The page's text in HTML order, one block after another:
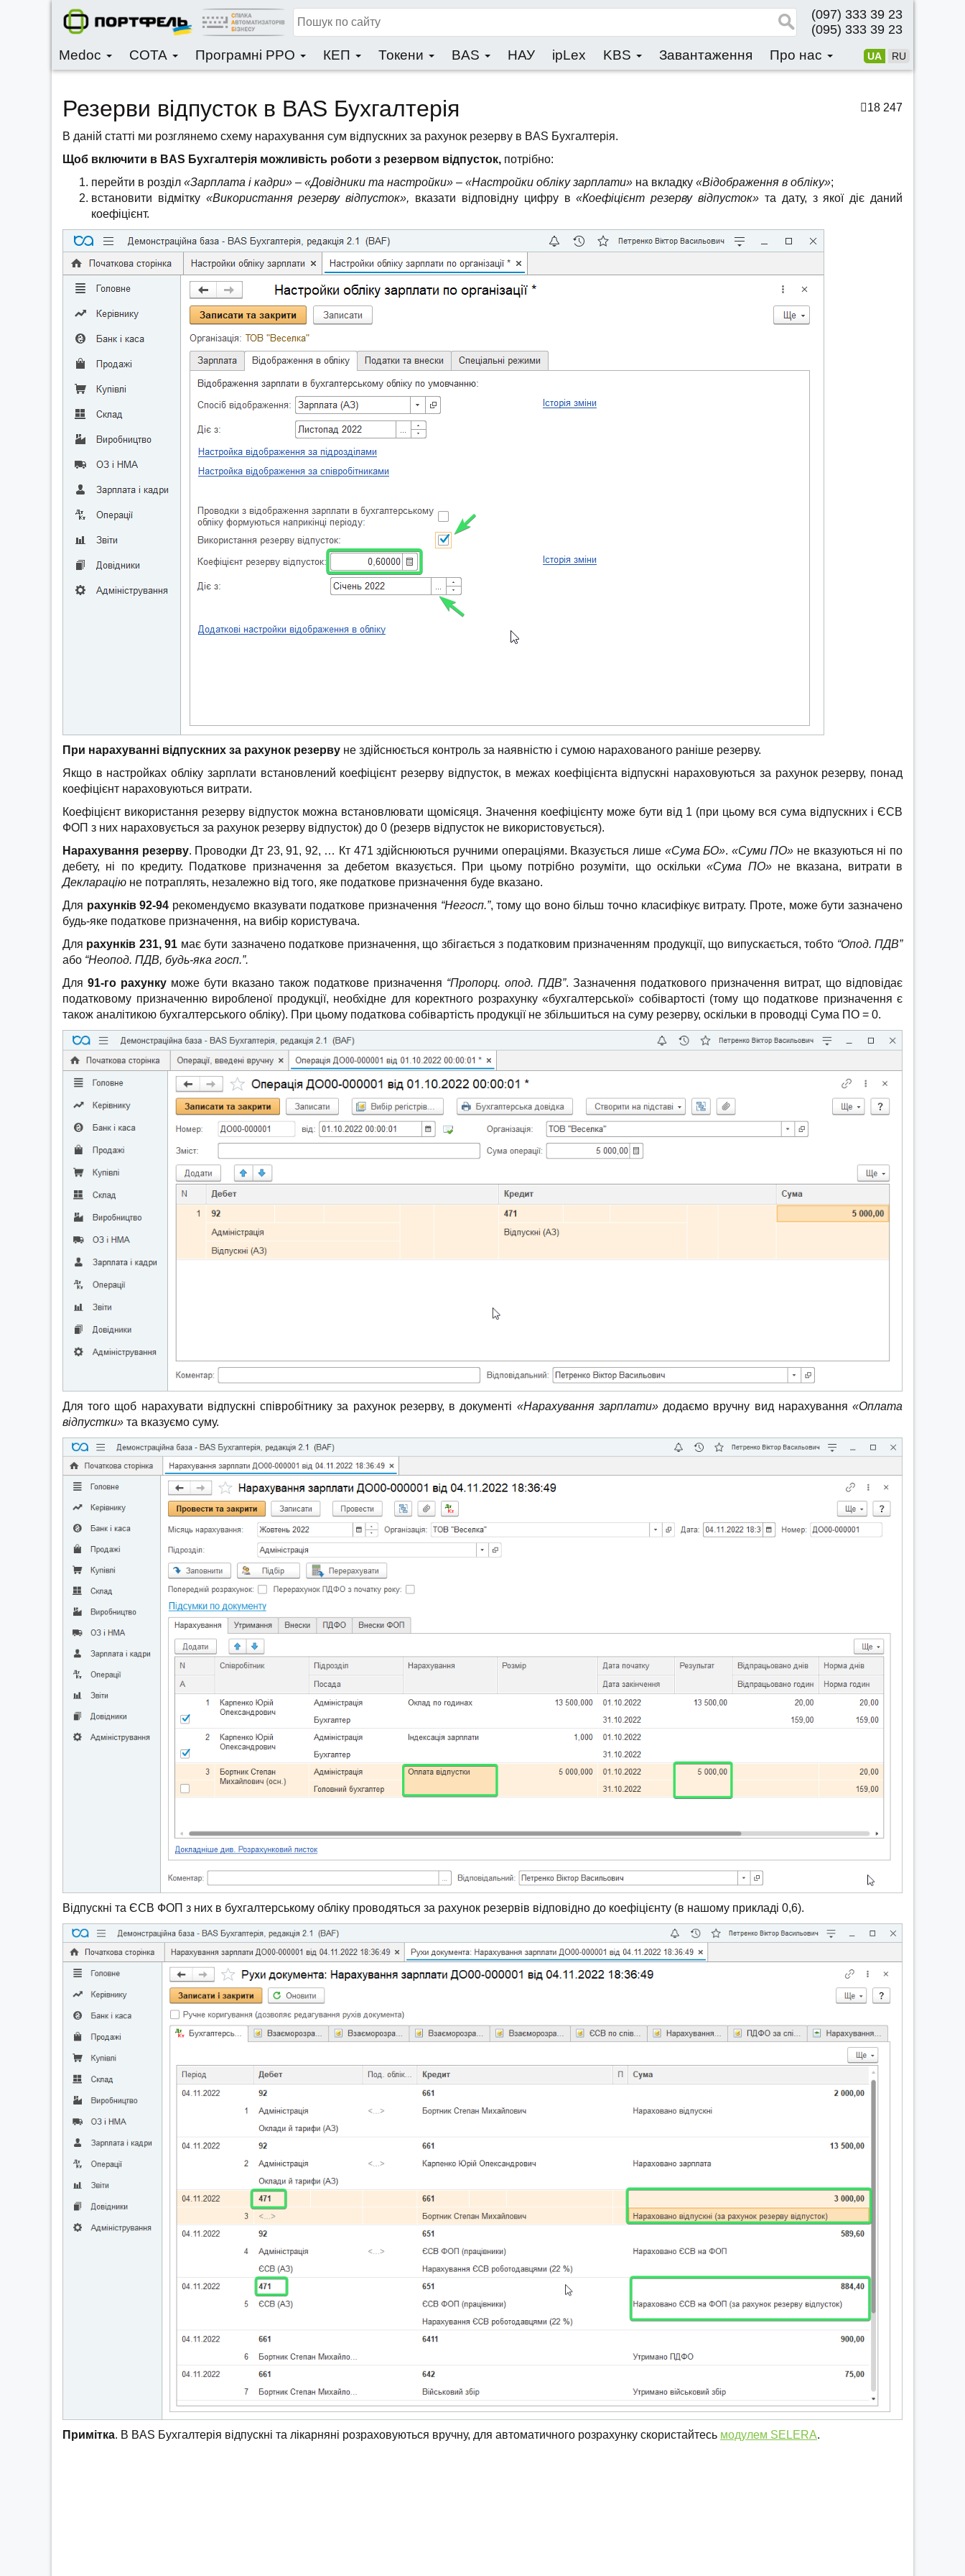
(097) 333 39 23
(095) 333 39 23
Medoc СОТА Програмні РРО КЕП Токени BAS НАУ ipLex KBS Завантаження Про нас UA RU
Резерви відпусток в BAS Бухгалтерія 18 247
В даній статті ми розглянемо схему нарахування сум відпускних за рахунок резерву в BAS Бухгалтерія.
Щоб включити в BAS Бухгалтерія можливість роботи з резервом відпусток, потрібно:
перейти в розділ «Зарплата і кадри» – «Довідники та настройки» – «Настройки обліку зарплати» на вкладку «Відображення в обліку»;
встановити відмітку «Використання резерву відпусток», вказати відповідну цифру в«Коефіцієнт резерву відпусток» та дату, з якої діє даний
коефіцієнт.
При нарахуванні відпускних за рахунок резерву не здійснюється контроль за наявністю і сумою нарахованого раніше резерву.
Якщо в настройках обліку зарплати встановлений коефіцієнт резерву відпусток, в межах коефіцієнта відпускні нараховуються за рахунок резерву, понад
коефіцієнт нараховуються витрати.
Коефіцієнт використання резерву відпусток можна встановлювати щомісяця. Значення коефіцієнту може бути від 1 (при цьому вся сума відпускних і ЄСВ
ФОП з них нараховується за рахунок резерву відпусток) до 0 (резерв відпусток не використовується).
Нарахування резерву. Проводки Дт 23, 91, 92, … Кт 471 здійснюються ручними операціями. Вказується лише «Сума БО». «Суми ПО» не вказуються ні по
дебету, ні по кредиту. Податкове призначення за дебетом вказується. При цьому потрібно розуміти, що оскільки«Сума ПО»не вказана, витрати в
Декларацію не потраплять, незалежно від того, яке податкове призначення буде вказано.
Для рахунків 92-94 рекомендуємо вказувати податкове призначення “Негосп.”, тому що воно більш точно класифікує витрату. Проте, може бути зазначено
будь-яке податкове призначення, на вибір користувача.
Для рахунків 231, 91 має бути зазначено податкове призначення, що збігається з податковим призначенням продукції, що випускається, тобто “Опод. ПДВ”
або “Неопод. ПДВ, будь-яка госп.”.
Для 91-го рахунку може бути вказано також податкове призначення “Пропорц. опод. ПДВ”. Зазначення ​​податкового призначення витрат, що відповідає
податковому призначенню виробленої продукції, необхідне для коректного розрахунку «бухгалтерської» собівартості (тому що податкове призначення є
також аналітикою бухгалтерського обліку). При цьому податкова собівартість продукції не збільшиться на суму резерву, оскільки в проводці Сума ПО = 0.
Для того щоб нарахувати відпускні співробітнику за рахунок резерву, в документі «Нарахування зарплати»додаємо вручну вид нарахування«Оплата
відпустки» та вказуємо суму.
Відпускні та ЄСВ ФОП з них в бухгалтерському обліку проводяться за рахунок резервів відповідно до коефіцієнту (в нашому прикладі 0,6).
Примітка. В BAS Бухгалтерія відпускні та лікарняні розраховуються вручну, для автоматичного розрахунку скористайтесь модулем SELERA.